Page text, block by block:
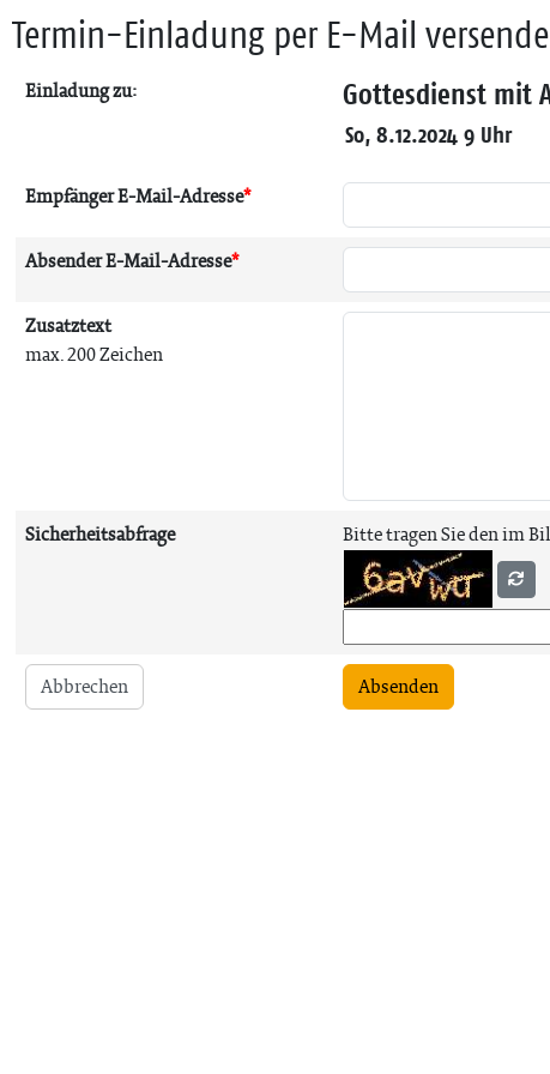
Termin-Einladung per E-Mail
Einladung zu: Gottesdienst mit
So, 8.12.2024 9 Uhr
Empfänger E-Mail-Adresse*
Absender E-Mail-Adresse*
Zusatztext
max. 200 Zeichen
Sicherheitsabfrage Bitte tragen Sie den im
Abbrechen Absenden